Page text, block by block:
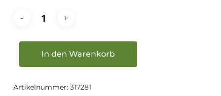
In den Warenkorb
Artikelnummer: 317281